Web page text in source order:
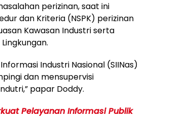
perizinan, saat ini
dan Kriteria (NSPK) perizinan
Kawasan Industri serta
Industri Nasional (SIINas)
dan mensupervisi
papar Doddy.
Pelayanan Informasi Publik